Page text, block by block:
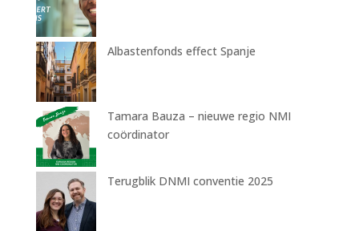
Albastenfonds effect Spanje
Tamara Bauza – nieuwe regio NMI
coördinator
Terugblik DNMI conventie 2025